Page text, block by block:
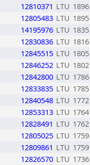
12810371 LTU 1896
12805483 LTU 1895
14195976 LTU 1835
12830836 LTU 1816
12845515 LTU 1805
12846252 LTU 1802
12842800 LTU 1786
12833835 LTU 1785
12840548 LTU 1772
12853313 LTU 1764
12828491 LTU 1762
12805025 LTU 1759
12809861 LTU 1759
12826570 LTU 1736